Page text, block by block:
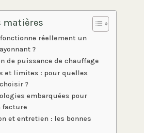
matières
réellement un
?
de puissance de chauffage
et limites : pour quelles
?
embarquées pour
facture
et entretien : les bonnes